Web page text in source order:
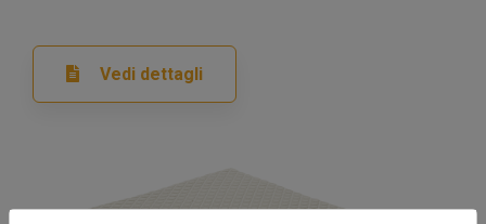
Vedi dettagli